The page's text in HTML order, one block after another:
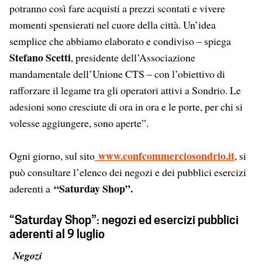
potranno così fare acquisti a prezzi scontati e vivere
momenti spensierati nel cuore della città. Un’idea
semplice che abbiamo elaborato e condiviso – spiega
Stefano Scetti, presidente dell’Associazione
mandamentale dell’Unione CTS – con l’obiettivo di
rafforzare il legame tra gli operatori attivi a Sondrio. Le
adesioni sono cresciute di ora in ora e le porte, per chi si
volesse aggiungere, sono aperte”.
Ogni giorno, sul sito www.confcommerciosondrio.it, si
può consultare l’elenco dei negozi e dei pubblici esercizi
aderenti a “Saturday Shop”.
“Saturday Shop”: negozi ed esercizi pubblici
aderenti al 9 luglio
Negozi